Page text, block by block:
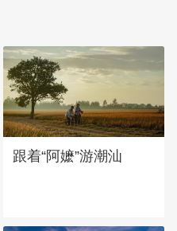
跟着“阿嬷”游潮汕